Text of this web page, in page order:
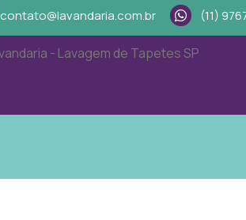
contato@lavandaria.com.br (11)